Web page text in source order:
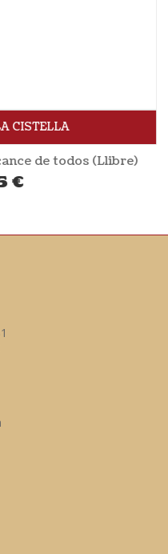
CISTELLA
de todos (Llibre)
€